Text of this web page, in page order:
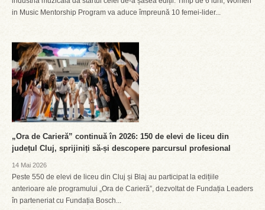
in Music Mentorship Program va aduce împreună 10 femei-lider...
„Ora de Carieră” continuă în 2026: 150 de elevi de liceu din
județul Cluj, sprijiniți să-și descopere parcursul profesional
14 Mai 2026
Peste 550 de elevi de liceu din Cluj și Blaj au participat la edițiile
anterioare ale programului „Ora de Carieră”, dezvoltat de Fundația Leaders
în parteneriat cu Fundația Bosch...